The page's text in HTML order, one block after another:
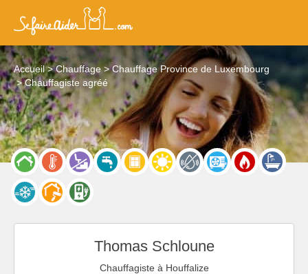
Accueil Chauffage
Chauffage Province de Luxembourg
Chauffagiste agréé
Thomas Schloune
Chauffagiste à Houffalize